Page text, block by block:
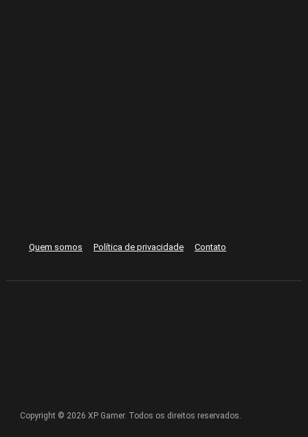
Quem somos Política de privacidade Contato
Copyright © 2026 XP Gamer. Todos os direitos reservados.